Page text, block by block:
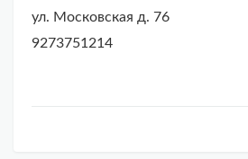
ул. Московская д. 76
9273751214